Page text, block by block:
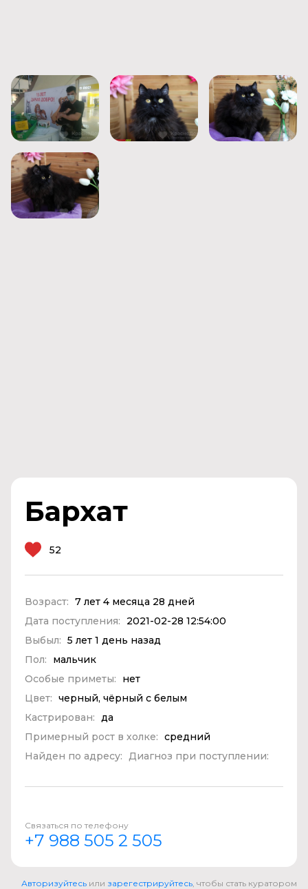
Бархат
52
Возраст: 7 лет 4 месяца 28 дней
Дата поступления:
2021-02-28 12:54:00
Выбыл: 5 лет 1 день назад
Пол:
мальчик
Особые приметы:
нет
Цвет: черный, чёрный с белым
Кастрирован: да
Примерный рост в холке: средний
Найден по адресу: Диагноз при поступлении:
Связаться по телефону
+7 988 505 2 505
Авторизуйтесь или зарегестрируйтесь , чтобы стать куратором